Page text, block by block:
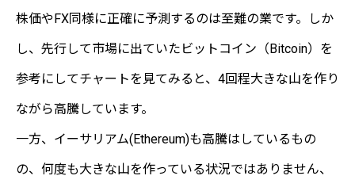
株価やFX同様に正確に予測するのは至難の業です。しか
し、先行して市場に出ていたビットコイン（Bitcoin）を
参考にしてチャートを見てみると、4回程大きな山を作り
ながら高騰しています。
一方、イーサリアム(Ethereum)も高騰はしているもの
の、何度も大きな山を作っている状況ではありません、